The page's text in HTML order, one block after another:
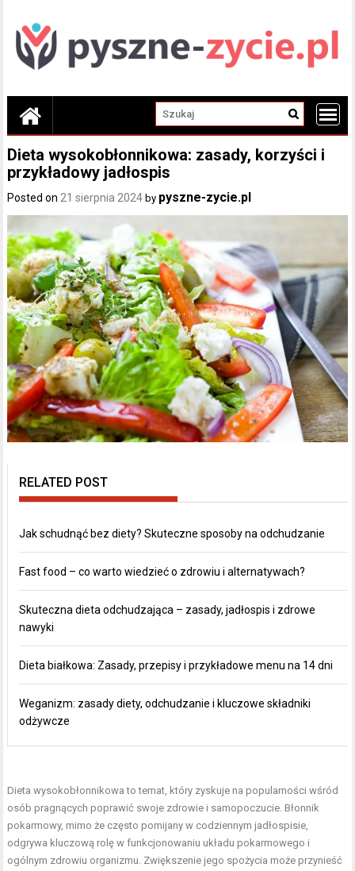
content
Dieta wysokobłonnikowa: zasady, korzyści i
przykładowy jadłospis
Posted on 21 sierpnia 2024 by pyszne-zycie.pl
RELATED POST
Jak schudnąć bez diety? Skuteczne sposoby na odchudzanie
Fast food – co warto wiedzieć o zdrowiu i alternatywach?
Skuteczna dieta odchudzająca – zasady, jadłospis i zdrowe
nawyki
Dieta białkowa: Zasady, przepisy i przykładowe menu na 14 dni
Weganizm: zasady diety, odchudzanie i kluczowe składniki
odżywcze
Dieta wysokobłonnikowa to temat, który zyskuje na popularności wśród
osób pragnących poprawić swoje zdrowie i samopoczucie. Błonnik
pokarmowy, mimo że często pomijany w codziennym jadłospisie,
odgrywa kluczową rolę w funkcjonowaniu układu pokarmowego i
ogólnym zdrowiu organizmu. Zwiększenie jego spożycia może przynieść